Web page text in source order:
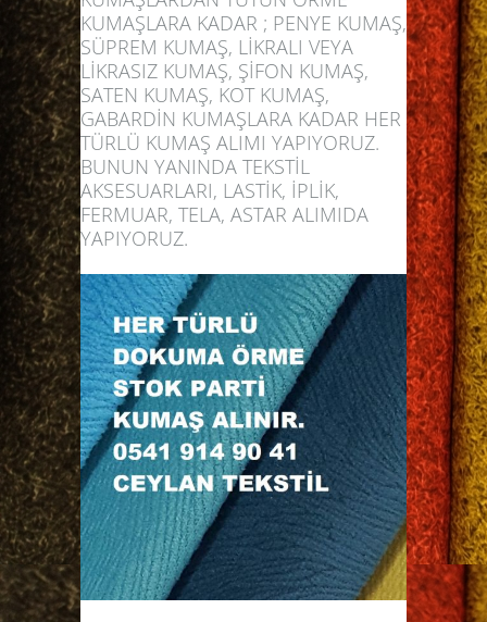
KUMAŞLARA KADAR ; PENYE KUMAŞ,
SÜPREM KUMAŞ, LİKRALI VEYA
LİKRASIZ KUMAŞ, ŞİFON KUMAŞ,
SATEN KUMAŞ, KOT KUMAŞ,
GABARDİN KUMAŞLARA KADAR HER
TÜRLÜ KUMAŞ ALIMI YAPIYORUZ.
BUNUN YANINDA TEKSTİL
AKSESUARLARI, LASTİK, İPLİK,
FERMUAR, TELA, ASTAR ALIMIDA
YAPIYORUZ.